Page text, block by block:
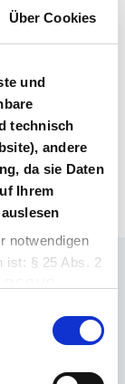
Über Cookies
und
technisch
andere
da sie Daten
Ihrem
notwendigen
ist: § 25 Abs. 2
weiteren
m. Art. 6 Abs.
sich hier